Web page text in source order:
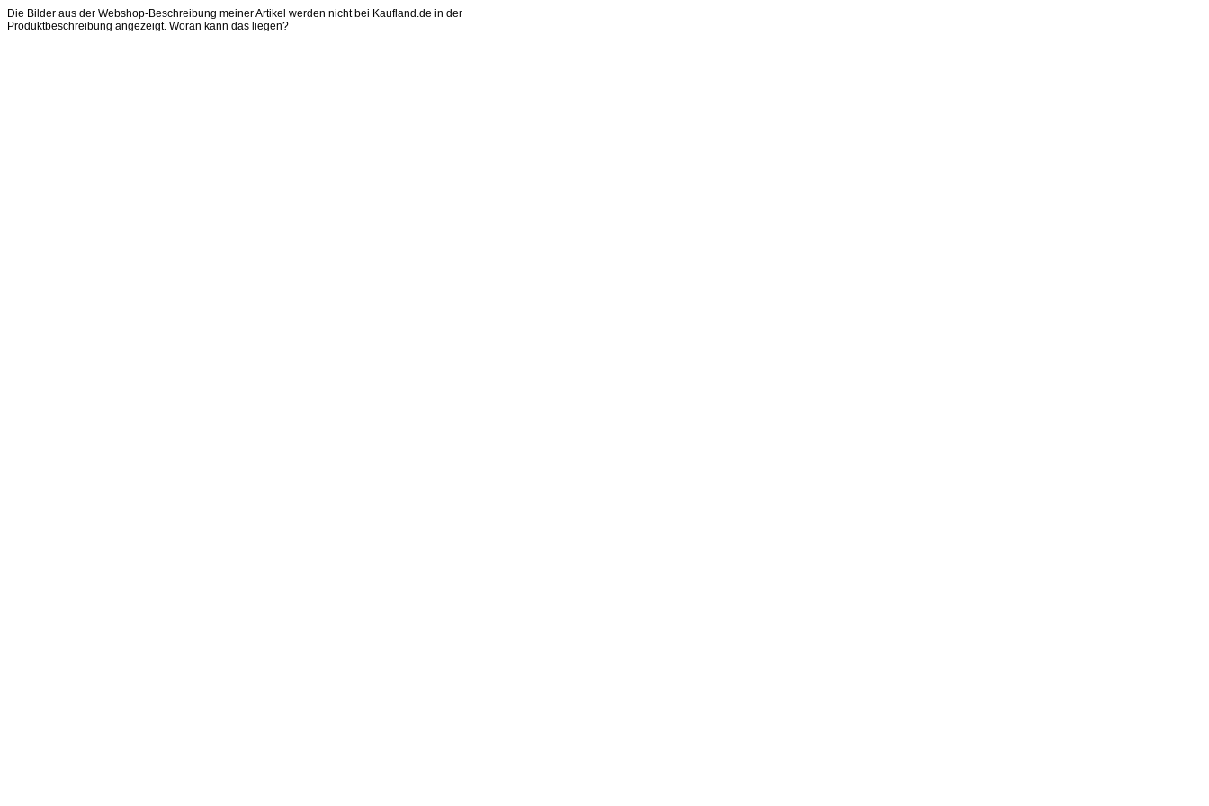
Die Bilder aus der Webshop-Beschreibung meiner Artikel werden nicht bei Kaufland.de in der
Produktbeschreibung angezeigt. Woran kann das liegen?